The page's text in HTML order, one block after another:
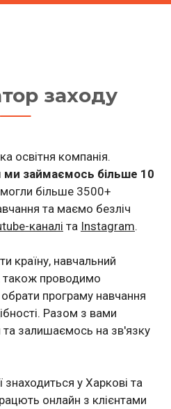
заходу
освітня компанія.
займаємось більше 10
більше 3500+
та маємо безліч
каналі та Instagram.
країну, навчальний
також проводимо
програму навчання
Разом з вами
та залишаємось на зв'язку
знаходиться у Харкові та
онлайн з клієнтами